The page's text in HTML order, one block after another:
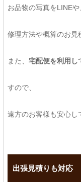
お品物の写真をLINEや
修理方法や概算のお見
また、 宅配便を利用し
すので、
遠方のお客様も安心し
出張見積りも対応